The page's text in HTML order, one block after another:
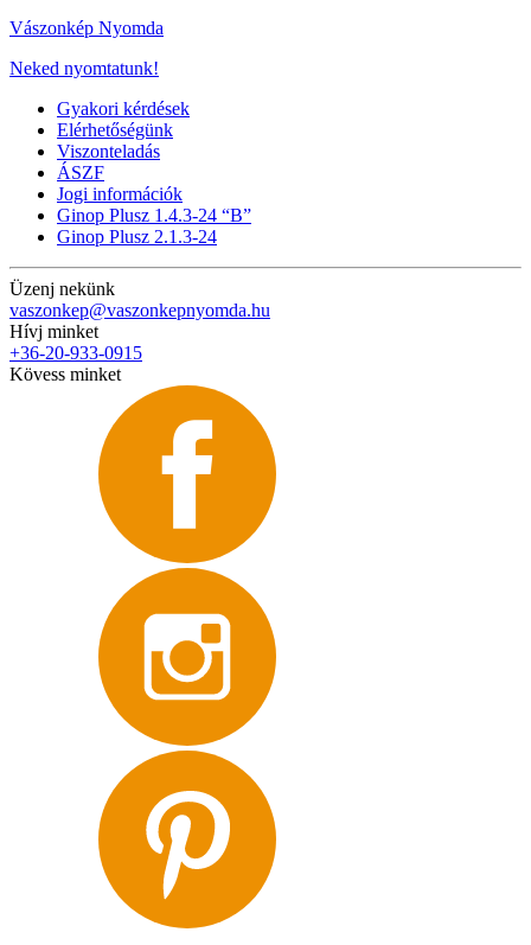
Vászonkép Nyomda
Neked nyomtatunk!
Gyakori kérdések
Elérhetőségünk
Viszonteladás
ÁSZF
Jogi információk
Ginop Plusz 1.4.3-24 “B”
Ginop Plusz 2.1.3-24
Üzenj nekünk
vaszonkep@vaszonkepnyomda.hu
Hívj minket
+36-20-933-0915
Kövess minket